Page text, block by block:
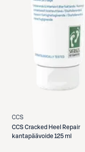
CCS
CCS Cracked Heel Repair
kantapäävoide 125 ml